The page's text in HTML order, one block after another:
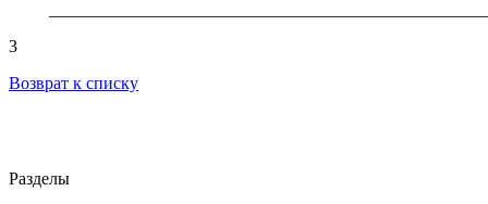
3
Возврат к списку
Разделы